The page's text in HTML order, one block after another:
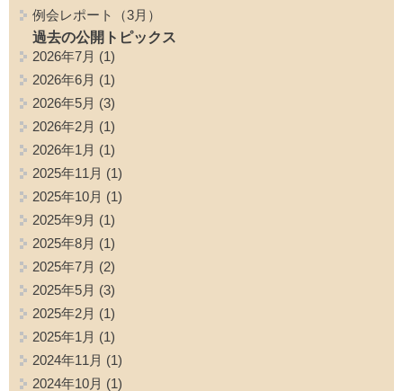
例会レポート（3月）
過去の公開トピックス
2026年7月 (1)
2026年6月 (1)
2026年5月 (3)
2026年2月 (1)
2026年1月 (1)
2025年11月 (1)
2025年10月 (1)
2025年9月 (1)
2025年8月 (1)
2025年7月 (2)
2025年5月 (3)
2025年2月 (1)
2025年1月 (1)
2024年11月 (1)
2024年10月 (1)